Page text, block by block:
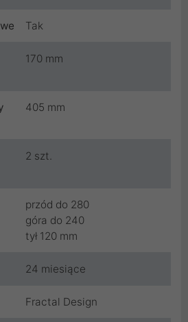
Tak
170 mm
405 mm
2 szt.
przód do 280
góra do 240
tył 120 mm
24 miesiące
Fractal Design